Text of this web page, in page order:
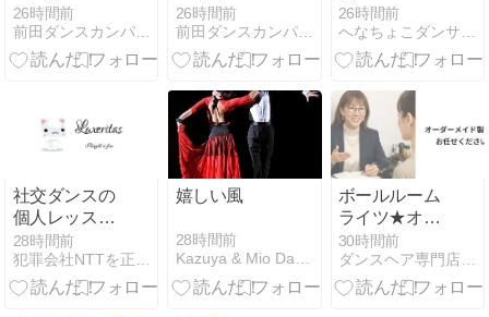
ィーレポ♡前
田組
26時間前
前田ダンスカンパニーのブログ
ィーレポ♡前
田組
26時間前
前田ダンスカンパニーのブログ
26時間前
社交ダンスの
個人レッスン
に行ってきま
した
28時間前
嬉しい風
28時間前
ボールルーム
ライツ★オー
ダーメイド相
談会 予約受付
中｜個別相
30時間前